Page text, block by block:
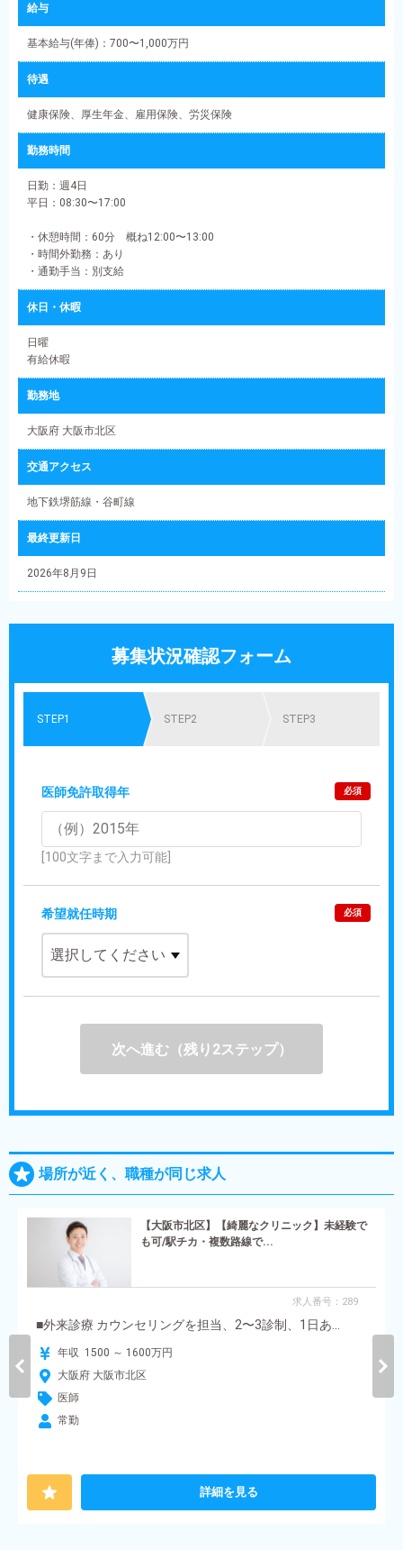
給与
基本給与(年俸)：700〜1,000万円
待遇
健康保険、厚生年金、雇用保険、労災保険
勤務時間
日勤：週4日
平日：08:30〜17:00
・休憩時間：60分 概ね12:00〜13:00
・時間外勤務：あり
・通勤手当：別支給
休日・休暇
日曜
有給休暇
勤務地
大阪府 大阪市北区
交通アクセス
地下鉄堺筋線・谷町線
最終更新日
2026年8月9日
募集状況確認フォーム
STEP1 STEP2 STEP3
医師免許取得年 必須
[100文字まで入力可能]
希望就任時期 必須
次へ進む（残り2ステップ）
場所が近く、職種が同じ求人
【大阪市北区】【綺麗なクリニック】未経験で
も可/駅チカ・複数路線で...
求人番号：289
■外来診療 カウンセリングを担当、2〜3診制、1日あ...
年収 1500 ～ 1600万円
大阪府 大阪市北区
医師
常勤
詳細を見る